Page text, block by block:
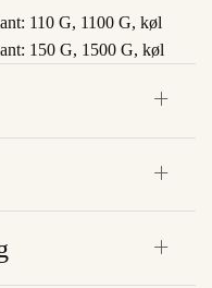
110 G, 1100 G, køl
150 G, 1500 G, køl